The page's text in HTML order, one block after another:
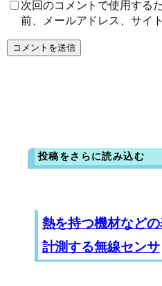
次回のコメントで使用する
前、メールアドレス、サイ
投稿をさらに読み込む
熱を持つ機材など
計測する無線センサ